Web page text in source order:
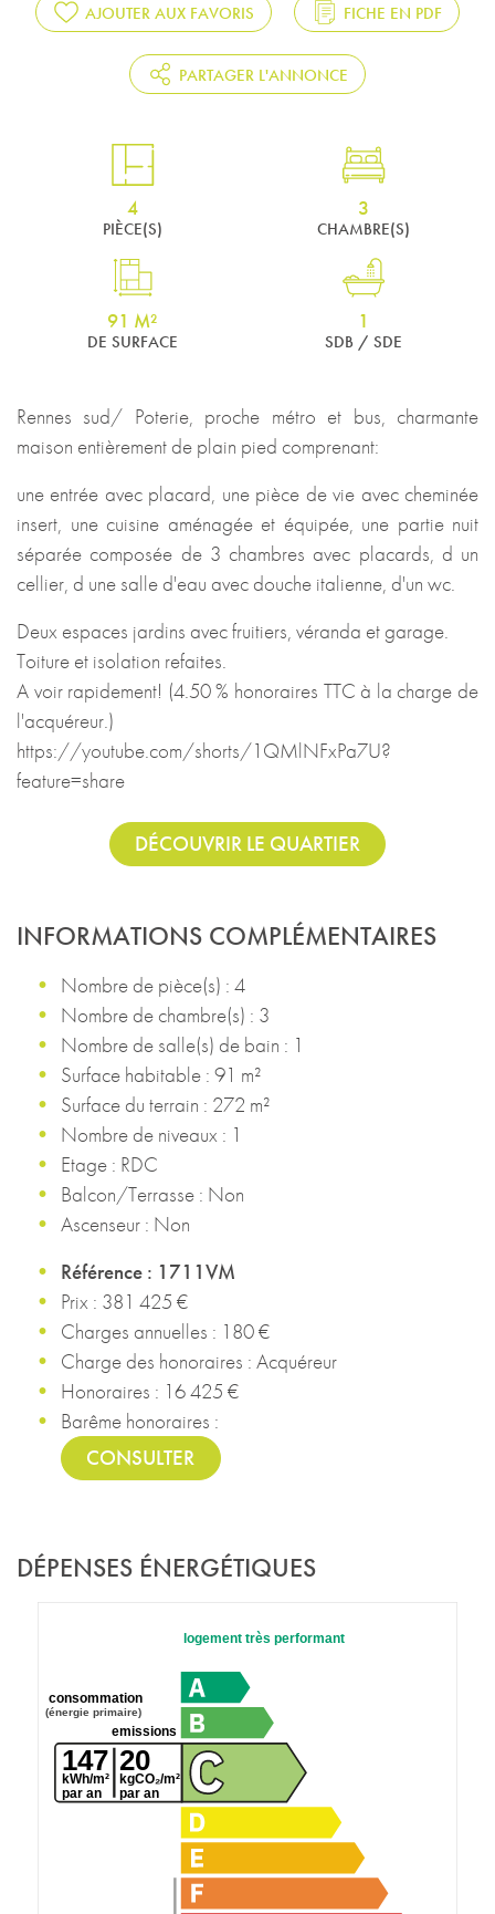
AJOUTER AUX FAVORIS FICHE EN PDF
PARTAGER L'ANNONCE
4
PIÈCE(S)
3
CHAMBRE(S)
91 M²
DE SURFACE
1
SDB / SDE
Rennes sud/ Poterie, proche métro et bus, charmante
maison entièrement de plain pied comprenant:
une entrée avec placard, une pièce de vie avec cheminée
insert, une cuisine aménagée et équipée, une partie nuit
séparée composée de 3 chambres avec placards, d un
cellier, d une salle d'eau avec douche italienne, d'un wc.
Deux espaces jardins avec fruitiers, véranda et garage.
Toiture et isolation refaites.
A voir rapidement! (4.50 % honoraires TTC à la charge de
l'acquéreur.)
https://youtube.com/shorts/1QMlNFxPa7U?
feature=share
DÉCOUVRIR LE QUARTIER
INFORMATIONS COMPLÉMENTAIRES
Nombre de pièce(s) : 4
Nombre de chambre(s) : 3
Nombre de salle(s) de bain : 1
Surface habitable : 91 m²
Surface du terrain : 272 m²
Nombre de niveaux : 1
Etage : RDC
Balcon/Terrasse : Non
Ascenseur : Non
Référence : 1711VM
Prix : 381 425 €
Charges annuelles : 180 €
Charge des honoraires : Acquéreur
Honoraires : 16 425 €
Barême honoraires :
CONSULTER
DÉPENSES ÉNERGÉTIQUES
logement très performant
147
kWh/m²
par an
consommation
(énergie primaire)
20
kgCO₂/m²
par an
emissions